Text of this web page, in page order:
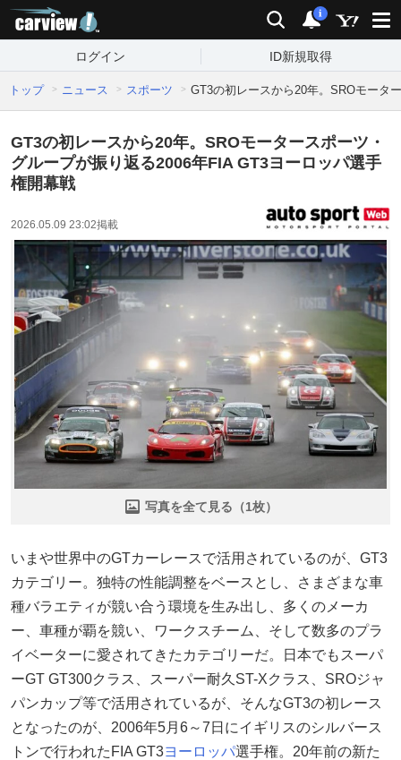
検索 通知
i
ログイン ID新規取得
トップ ニュース スポーツ GT3の初レースから20年。SROモータ
GT3の初レースから20年。SROモータースポーツ・
グループが振り返る2006年FIA GT3ヨーロッパ選手
権開幕戦
2026.05.09 23:02掲載
写真を全て見る（1枚）
いまや世界中のGTカーレースで活用されているのが、GT3
カテゴリー。独特の性能調整をベースとし、さまざまな車
種バラエティが競い合う環境を生み出し、多くのメーカ
ー、車種が覇を競い、ワークスチーム、そして数多のプラ
イベーターに愛されてきたカテゴリーだ。日本でもスーパ
ーGT GT300クラス、スーパー耐久ST-Xクラス、SROジャ
パンカップ等で活用されているが、そんなGT3の初レース
となったのが、2006年5月6～7日にイギリスのシルバース
トンで行われたFIA GT3ヨーロッパ選手権。20年前の新た